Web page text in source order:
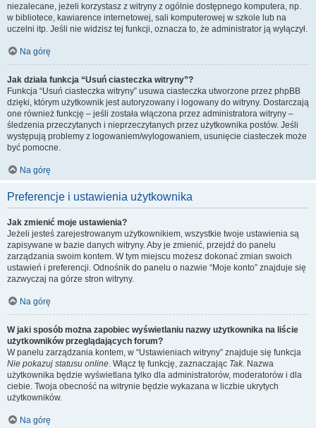
niezalecane, jeżeli korzystasz z witryny z ogólnie dostępnego komputera, np.
w bibliotece, kawiarence internetowej, sali komputerowej w szkole lub na
uczelni itp. Jeśli nie widzisz tej funkcji, oznacza to, że administrator ją wyłączył.
Na górę
Jak działa funkcja “Usuń ciasteczka witryny”?
Funkcja “Usuń ciasteczka witryny” usuwa ciasteczka utworzone przez phpBB
dzięki, którym użytkownik jest autoryzowany i logowany do witryny. Dostarczają
one również funkcję – jeśli została włączona przez administratora witryny –
śledzenia przeczytanych i nieprzeczytanych przez użytkownika postów. Jeśli
występują problemy z logowaniem/wylogowaniem, usunięcie ciasteczek może
być pomocne.
Na górę
Preferencje i ustawienia użytkownika
Jak zmienić moje ustawienia?
Jeżeli jesteś zarejestrowanym użytkownikiem, wszystkie twoje ustawienia są
zapisywane w bazie danych witryny. Aby je zmienić, przejdź do panelu
zarządzania swoim kontem. W tym miejscu możesz dokonać zmian swoich
ustawień i preferencji. Odnośnik do panelu o nazwie “Moje konto” znajduje się
zazwyczaj na górze stron witryny.
Na górę
W jaki sposób można zapobiec wyświetlaniu nazwy użytkownika na liście
użytkowników przeglądających forum?
W panelu zarządzania kontem, w “Ustawieniach witryny” znajduje się funkcja
Nie pokazuj statusu online. Włącz tę funkcję, zaznaczając Tak. Nazwa
użytkownika będzie wyświetlana tylko dla administratorów, moderatorów i dla
ciebie. Twoja obecność na witrynie będzie wykazana w liczbie ukrytych
użytkowników.
Na górę